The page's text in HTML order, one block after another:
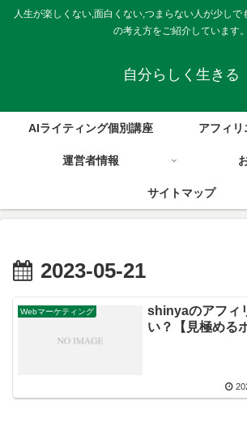
人生が楽しくない,面白くない,つまらない人が少しで
の考え方をご紹介しています。
自分らしく生きる
AIライティング個別講座 アフィ
運営者情報
サイトマップ
2023-05-21
Webマーケティング
shinyaのアフィ
い？【見極める